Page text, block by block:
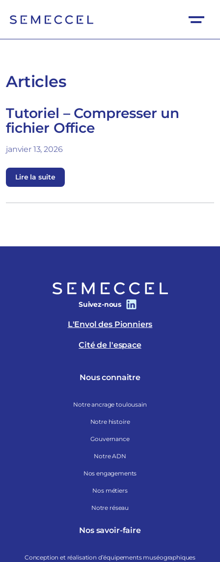
Articles
Tutoriel – Compresser un
fichier Office
janvier 13, 2026
Lire la suite
Suivez-nous
L'Envol des Pionniers
Cité de l'espace
Nous connaitre
Notre ancrage toulousain
Notre histoire
Gouvernance
Notre ADN
Nos engagements
Nos métiers
Notre réseau
Nos savoir-faire
Conception et réalisation d’équipements muséographiques